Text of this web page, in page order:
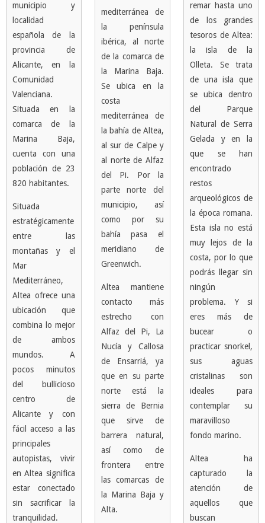
municipio y
localidad
española de la
provincia de
Alicante, en la
Comunidad
Valenciana.
Situada en la
comarca de la
Marina Baja,
cuenta con una
población de 23
820 habitantes.
Situada
estratégicamente
entre las
montañas y el
Mar
Mediterráneo,
Altea ofrece una
ubicación que
combina lo mejor
de ambos
mundos. A
pocos minutos
del bullicioso
centro de
Alicante y con
fácil acceso a las
principales
autopistas, vivir
en Altea significa
estar conectado
sin sacrificar la
tranquilidad.
mediterránea de
la península
ibérica, al norte
de la comarca de
la Marina Baja.
Se ubica en la
costa
mediterránea de
la bahía de Altea,
al sur de Calpe y
al norte de Alfaz
del Pi. Por la
parte norte del
municipio, así
como por su
bahía pasa el
meridiano de
Greenwich.
Altea mantiene
contacto más
estrecho con
Alfaz del Pi, La
Nucía y Callosa
de Ensarriá, ya
que en su parte
norte está la
sierra de Bernia
que sirve de
barrera natural,
así como de
frontera entre
las comarcas de
la Marina Baja y
Alta.
remar hasta uno
de los grandes
tesoros de Altea:
la isla de la
Olleta. Se trata
de una isla que
se ubica dentro
del Parque
Natural de Serra
Gelada y en la
que se han
encontrado
restos
arqueológicos de
la época romana.
Esta isla no está
muy lejos de la
costa, por lo que
podrás llegar sin
ningún
problema. Y si
eres más de
bucear o
practicar snorkel,
sus aguas
cristalinas son
ideales para
contemplar su
maravilloso
fondo marino.
Altea ha
capturado la
atención de
aquellos que
buscan